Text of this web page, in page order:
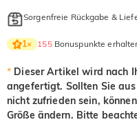
$0.00
$0.00
Onyx-Schwarz
$0.00
Sorgenfreie Rückgabe &
1× 155Bonuspunkte
* Dieser Artikel wird nach
angefertigt. Sollten Sie
nicht zufrieden sein,
Größe ändern. Bitte